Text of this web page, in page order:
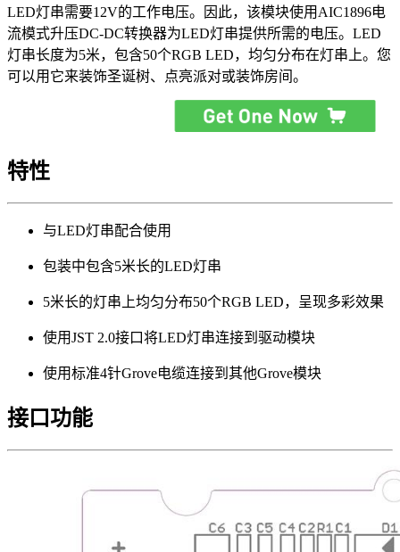
LED灯串需要12V的工作电压。因此，该模块使用AIC1896电
流模式升压DC-DC转换器为LED灯串提供所需的电压。LED
灯串长度为5米，包含50个RGB LED，均匀分布在灯串上。您
可以用它来装饰圣诞树、点亮派对或装饰房间。
特性
与LED灯串配合使用
包装中包含5米长的LED灯串
5米长的灯串上均匀分布50个RGB LED，呈现多彩效果
使用JST 2.0接口将LED灯串连接到驱动模块
使用标准4针Grove电缆连接到其他Grove模块
接口功能